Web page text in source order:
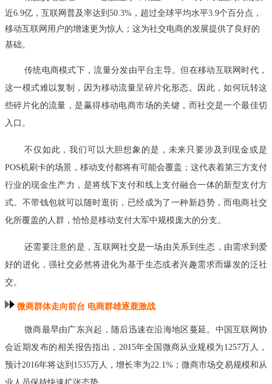
近6.9亿，互联网普及率达到50.3%，超过全球平均水平3.9个百分点，
移动互联网用户的增速更为惊人；这为社交电商的发展提供了良好的
基础。
传统电商模式下，流量分发由平台主导。但在移动互联网时代，
这一模式难以复制，因为移动流量呈碎片化形态。因此，如何玩转这
些碎片化的流量，是赢得移动电商市场的关键，而社交是一个最佳切
入口。
不仅如此，我们可以大胆想象的是，未来只要涉及到现金或是
POS机刷卡的场景，移动支付都将有可能会覆盖；这代表着第三方支付
行业的现金生产力，是将线下支付和线上支付融合一体的新型支付方
式。不带钱包就可以随时逛街，已经成为了一种新趋势，而电商社交
化所覆盖的人群，恰恰是移动支付大军中规模庞大的分支。
还需要注意的是，互联网社交是一场由关系到生态，由需求到爱
好的进化，强社交必然将进化为基于生态或者兴趣需求而爆发的泛社
交。
微商群体走向前台 电商群雄逐鹿激战
微商最早由广东兴起，随后迅速在沿海地区蔓延。中国互联网协
会近期发布的相关报告指出，2015年全国微商从业规模为1257万人，
预计2016年将达到1535万人，增长率为22.1%；微商市场交易规模和从